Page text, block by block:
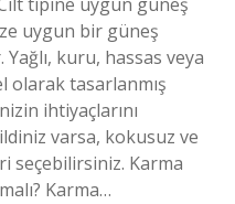
uygun bir güneş
kuru, hassas veya
olarak tasarlanmış
ihtiyaçlarını
varsa, kokusuz ve
seçebilirsiniz. Karma
Karma…